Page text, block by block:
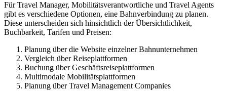
Für Travel Manager, Mobilitätsverantwortliche und Travel Agents
gibt es verschiedene Optionen, eine Bahnverbindung zu planen.
Diese unterscheiden sich hinsichtlich der Übersichtlichkeit,
Buchbarkeit, Tarifen und Preisen:
Planung über die Website einzelner Bahnunternehmen
Vergleich über Reiseplattformen
Buchung über Geschäftsreiseplattformen
Multimodale Mobilitätsplattformen
Planung über Travel Management Companies